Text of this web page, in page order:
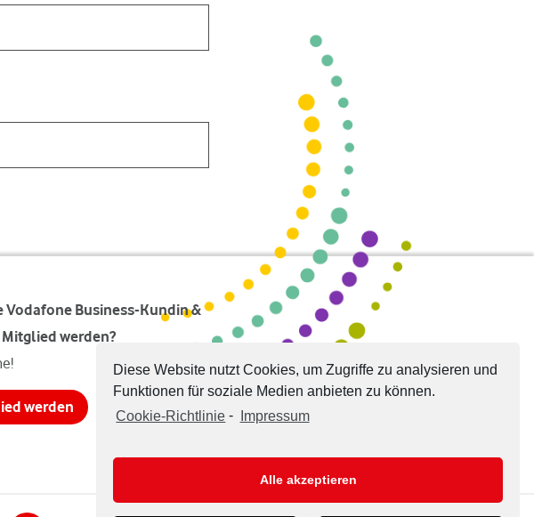
Diese Website nutzt Cookies, um Zugriffe zu analysieren und
Funktionen für soziale Medien anbieten zu können.
Cookie-Richtlinie - Impressum
Alle akzeptieren
Vodafone Business-Kundin &
werden?
werden